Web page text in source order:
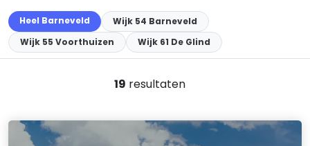
Heel Barneveld
Wijk 54 Barneveld
Wijk 55 Voorthuizen
Wijk 61 De Glind
19 resultaten